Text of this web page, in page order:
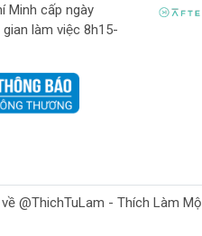
Chân Pin
King Blue sử dụng chân pin
cần phải lo lắng về việc sạc
Cắt Vượt Trội
Kế Nhỏ Gọn và
King Blue có thiết kế nhỏ gọn
Minh cấp ngày
làm việc 8h15-
@ThichTuLam - Thích Làm